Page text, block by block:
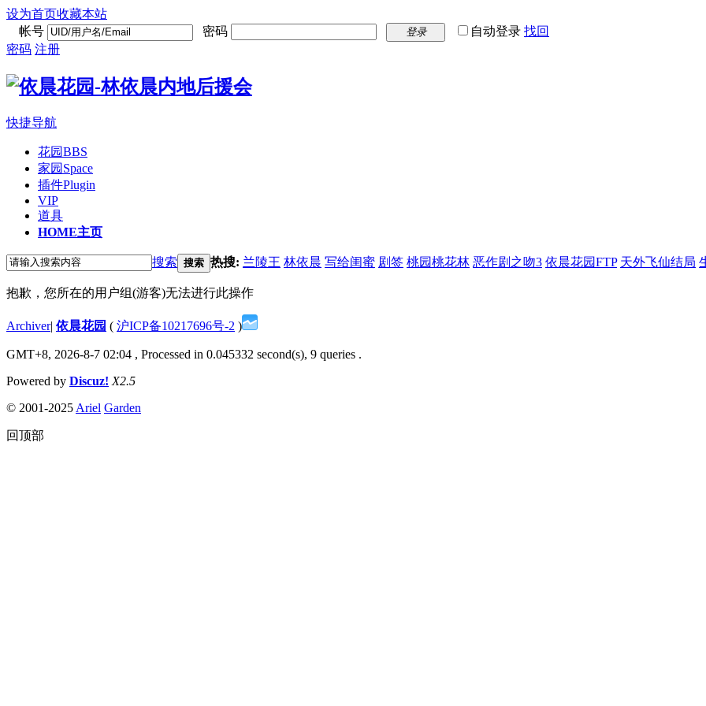
设为首页收藏本站
帐号
密码 登录 自动登录 找回
密码 注册
快捷导航
花园BBS
家园 Space
插件Plugin
VIP
道具
HOME主页
搜索 搜索 热搜: 兰陵王 林依晨 写给闺蜜 剧签 桃园桃花林 恶作剧之吻3 依晨花园FTP 天外飞仙结局
抱歉，您所在的用户组(游客)无法进行此操作
Archiver| 依晨花园 ( 沪ICP备10217696号-2 )
GMT+8, 2026-8-7 02:04 , Processed in 0.045332 second(s), 9 queries .
Powered by Discuz! X2.5
© 2001-2025 Ariel Garden
回顶部